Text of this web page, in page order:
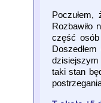
Rozbawiło
część
dzisiejszym
taki stan